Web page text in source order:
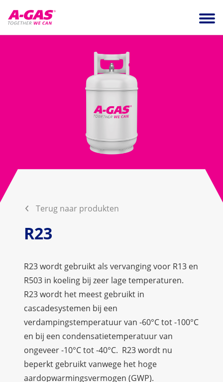
Terug naar produkten
R23
R23 wordt gebruikt als vervanging voor R13 en
R503 in koeling bij zeer lage temperaturen.
R23 wordt het meest gebruikt in
cascadesystemen bij een
verdampingstemperatuur van -60°C tot -100°C
en bij een condensatietemperatuur van
ongeveer -10°C tot -40°C. R23 wordt nu
beperkt gebruikt vanwege het hoge
aardopwarmingsvermogen (GWP).